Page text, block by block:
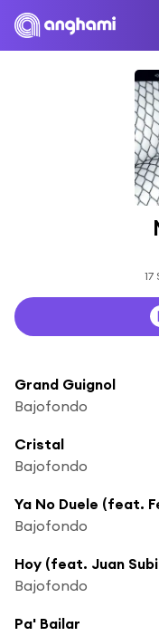
17
Grand Guignol
Bajofondo
Cristal
Bajofondo
Ya No Duele (feat.
Bajofondo
Hoy (feat. Juan
Bajofondo
Pa' Bailar